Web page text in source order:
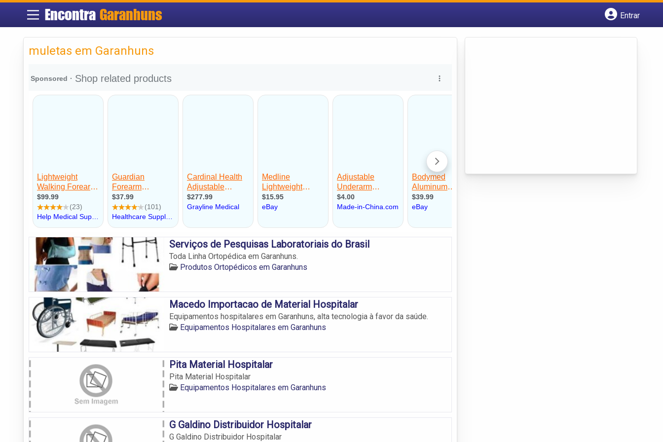
Encontra Garanhuns
Entrar
muletas em Garanhuns
Serviços de Pesquisas Laboratoriais do Brasil
Toda Linha Ortopédica em Garanhuns.
Produtos Ortopédicos em Garanhuns
Macedo Importacao de Material Hospitalar
Equipamentos hospitalares em Garanhuns, alta tecnologia à favor da saúde.
Equipamentos Hospitalares em Garanhuns
Pita Material Hospitalar
Pita Material Hospitalar
Equipamentos Hospitalares em Garanhuns
G Galdino Distribuidor Hospitalar
G Galdino Distribuidor Hospitalar